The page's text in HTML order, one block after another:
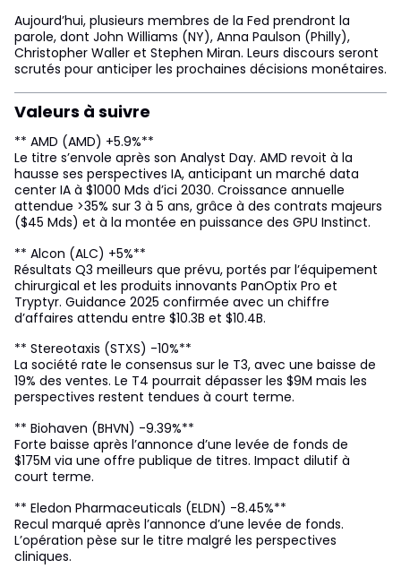
Aujourd’hui, plusieurs membres de la Fed prendront la
parole, dont John Williams (NY), Anna Paulson (Philly),
Christopher Waller et Stephen Miran. Leurs discours seront
scrutés pour anticiper les prochaines décisions monétaires.
Valeurs à suivre
** AMD (AMD) +5.9%**
Le titre s’envole après son Analyst Day. AMD revoit à la
hausse ses perspectives IA, anticipant un marché data
center IA à $1000 Mds d’ici 2030. Croissance annuelle
attendue >35% sur 3 à 5 ans, grâce à des contrats majeurs
($45 Mds) et à la montée en puissance des GPU Instinct.
** Alcon (ALC) +5%**
Résultats Q3 meilleurs que prévu, portés par l’équipement
chirurgical et les produits innovants PanOptix Pro et
Tryptyr. Guidance 2025 confirmée avec un chiffre
d’affaires attendu entre $10.3B et $10.4B.
** Stereotaxis (STXS) -10%**
La société rate le consensus sur le T3, avec une baisse de
19% des ventes. Le T4 pourrait dépasser les $9M mais les
perspectives restent tendues à court terme.
** Biohaven (BHVN) -9.39%**
Forte baisse après l’annonce d’une levée de fonds de
$175M via une offre publique de titres. Impact dilutif à
court terme.
** Eledon Pharmaceuticals (ELDN) -8.45%**
Recul marqué après l’annonce d’une levée de fonds.
L’opération pèse sur le titre malgré les perspectives
cliniques.